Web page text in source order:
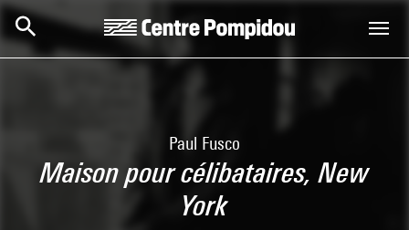
Skip to main content
Centre Pompidou
Paul Fusco
Maison pour célibataires, New
York